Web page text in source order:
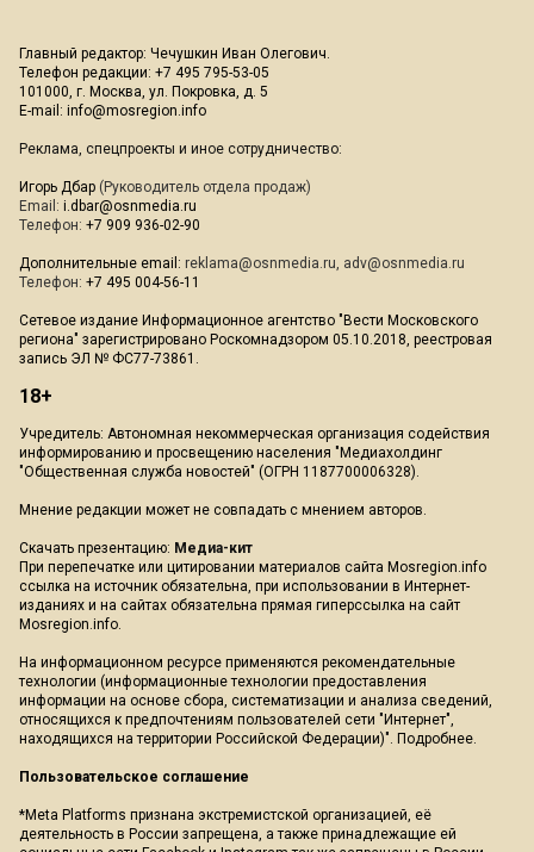
Главный редактор: Чечушкин Иван Олегович.
Телефон редакции: +7 495 795-53-05
101000, г. Москва, ул. Покровка, д. 5
E-mail: info@mosregion.info
Реклама, спецпроекты и иное сотрудничество:
Игорь Дбар (Руководитель отдела продаж)
Email: i.dbar@osnmedia.ru
Телефон: +7 909 936-02-90
Дополнительные email: reklama@osnmedia.ru, adv@osnmedia.ru
Телефон: +7 495 004-56-11
Сетевое издание Информационное агентство "Вести Московского
региона" зарегистрировано Роскомнадзором 05.10.2018, реестровая
запись ЭЛ № ФС77-73861.
18+
Учредитель: Автономная некоммерческая организация содействия
информированию и просвещению населения "Медиахолдинг
"Общественная служба новостей" (ОГРН 1187700006328).
Мнение редакции может не совпадать с мнением авторов.
Скачать презентацию: Медиа-кит
При перепечатке или цитировании материалов сайта Mosregion.info
ссылка на источник обязательна, при использовании в Интернет-
изданиях и на сайтах обязательна прямая гиперссылка на сайт
Mosregion.info.
На информационном ресурсе применяются рекомендательные
технологии (информационные технологии предоставления
информации на основе сбора, систематизации и анализа сведений,
относящихся к предпочтениям пользователей сети "Интернет",
находящихся на территории Российской Федерации)". Подробнее.
Пользовательское соглашение
*Meta Platforms признана экстремистской организацией, её
деятельность в России запрещена, а также принадлежащие ей